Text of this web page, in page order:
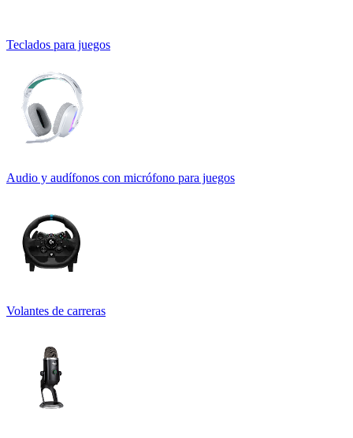
Teclados para juegos
Audio y audífonos con micrófono para juegos
Volantes de carreras